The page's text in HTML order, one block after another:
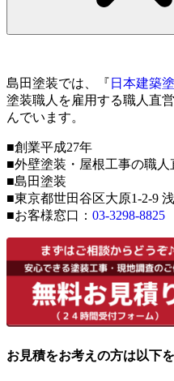
島田塗装では、『 日本建築
塗装職人を雇用する職人直
んでいます。
■創業平成27年
■外壁塗装・屋根工事の職人
■島田塗装
■東京都世田谷区大原1-2-9
■お客様窓口： 03-3298-8825
お見積をお考えの方は以下